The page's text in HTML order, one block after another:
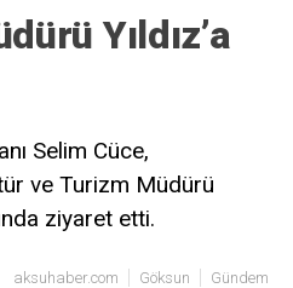
Yıldız’a
Selim Cüce,
ve Turizm Müdürü
ziyaret etti.
aksuhaber.com Göksun Gündem